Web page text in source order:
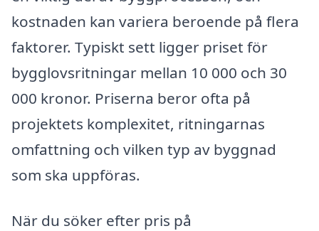
kostnaden kan variera beroende på flera
faktorer. Typiskt sett ligger priset för
bygglovsritningar mellan 10 000 och 30
000 kronor. Priserna beror ofta på
projektets komplexitet, ritningarnas
omfattning och vilken typ av byggnad
som ska uppföras.
När du söker efter pris på